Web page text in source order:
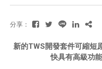
分享：
新的TWS開發套件可縮短
快具有高級功